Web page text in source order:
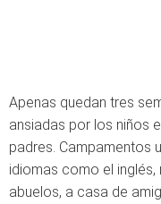
Apenas quedan tres
ansiadas por los niños
padres. Campamentos
idiomas como el
abuelos, a casa de